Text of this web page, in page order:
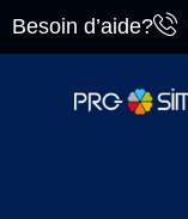
Besoin d’aide?
vendredi